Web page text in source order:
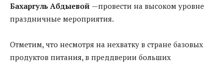
Бахаргуль Абдыевой —провести на высоком уровне
праздничные мероприятия.
Отметим, что несмотря на нехватку в стране базовых
продуктов питания, в преддверии больших